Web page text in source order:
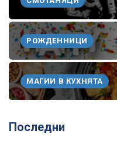
РОЖДЕННИЦИ
МАГИИ В КУХНЯТА
Последни